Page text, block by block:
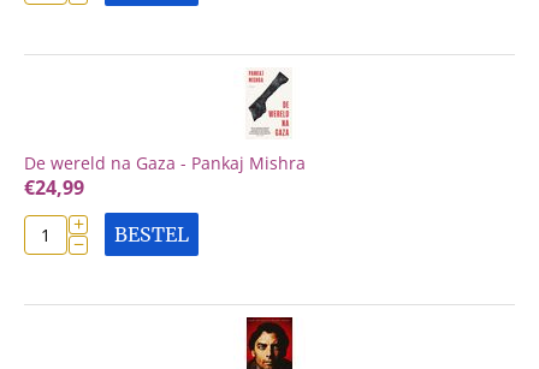
De wereld na Gaza - Pankaj Mishra
€24,99
+
− BESTEL